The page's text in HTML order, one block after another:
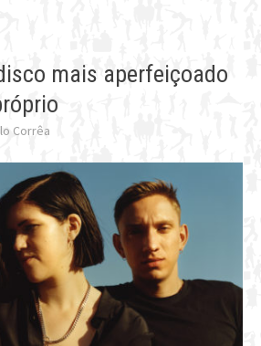
mais aperfeiçoado
Corrêa